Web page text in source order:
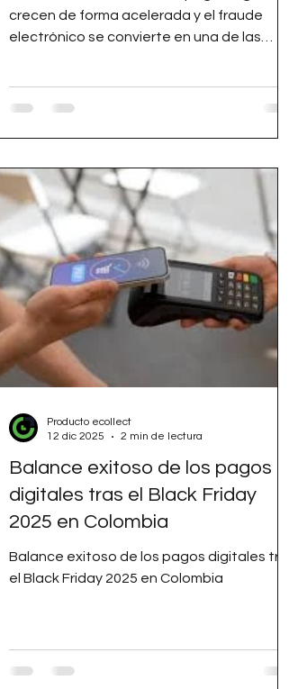
crecen de forma acelerada y el fraude
electrónico se convierte en una de las
Balance exitoso de los pagos
digitales tras el Black Friday
2025 en Colombia
Balance exitoso de los pagos digitales tras
el Black Friday 2025 en Colombia
Producto ecollect
12 dic 2025
2 min de lectura